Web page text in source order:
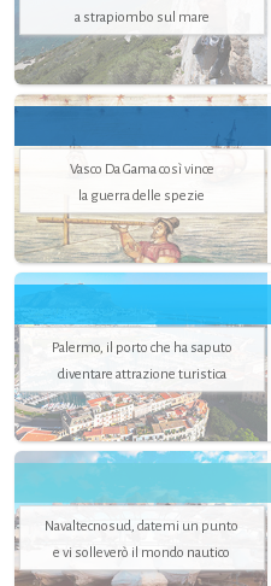
a strapiombo sul mare
Vasco Da Gama così vince
la guerra delle spezie
Palermo, il porto che ha saputo
diventare attrazione turistica
Navaltecnosud, datemi un punto
e vi solleverò il mondo nautico